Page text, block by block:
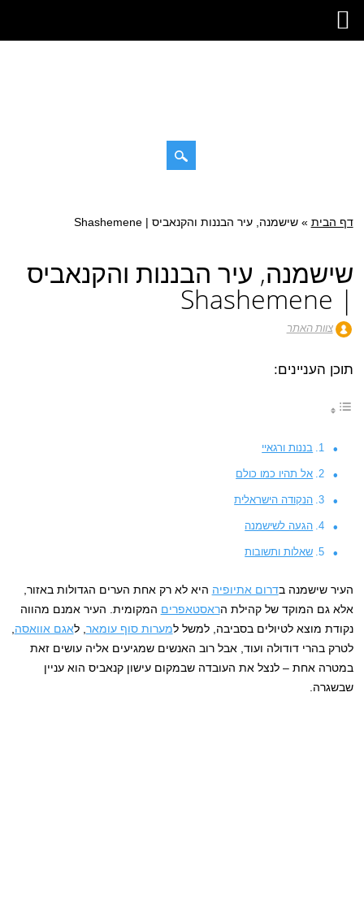
לתוכן
דף הבית »שישמנה, עיר הבננות והקנאביס | Shashemene
שישמנה, עיר הבננות והקנאביס
| Shashemene
צוות האתר
תוכן העניינים:
בננות ורגאיי
אל תהיו כמו כולם
הנקודה הישראלית
הגעה לשישמנה
שאלות ותשובות
העיר שישמנה בדרום אתיופיה היא לא רק אחת הערים הגדולות באזור,
אלא גם המוקד של קהילת הראסטאפרים המקומית. העיר אמנם מהווה
נקודת מוצא לטיולים בסביבה, למשל למערות סוף עומאר , לאגם אוואסה
לטרק בהרי דודולה ועוד, אבל רוב האנשים שמגיעים אליה עושים זאת
במטרה אחת – לנצל את העובדה שבמקום עישון קנאביס הוא עניין
שבשגרה.